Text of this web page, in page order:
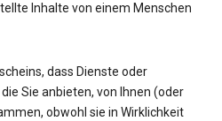
Inhalte von einem Menschen
dass Dienste oder
Sie anbieten, von Ihnen (oder
obwohl sie in Wirklichkeit